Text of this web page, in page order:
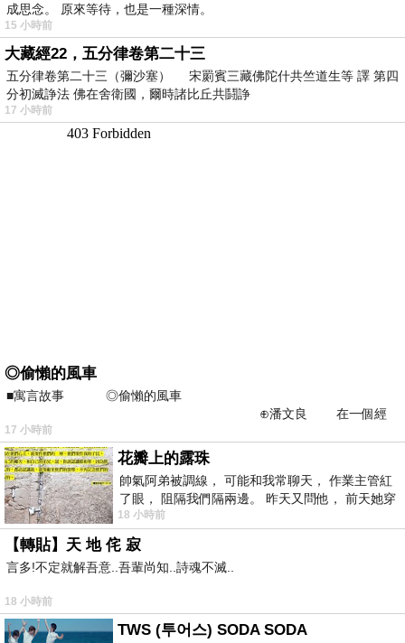
成思念。 原來等待，也是一種深情。
15 小時前
大藏經22，五分律卷第二十三
五分律卷第二十三（彌沙塞） 宋罽賓三藏佛陀什共竺道生等 譯 第四
分初滅諍法 佛在舍衛國，爾時諸比丘共鬪諍
17 小時前
◎偷懶的風車
■寓言故事 ◎偷懶的風車
⊕潘文良 在一個經
常颳風的山丘上—&m
17 小時前
花瓣上的露珠
帥氣阿弟被調線， 可能和我常聊天， 作業主管紅
了眼， 阻隔我們隔兩邊。 昨天又問他， 前天她穿
什麼顏色衣服， 不經
18 小時前
【轉貼】天 地 侘 寂
言多!不定就解吾意..吾輩尚知..詩魂不滅..
18 小時前
TWS (투어스) SODA SODA